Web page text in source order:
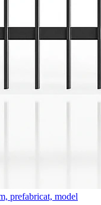
prefabricat, model